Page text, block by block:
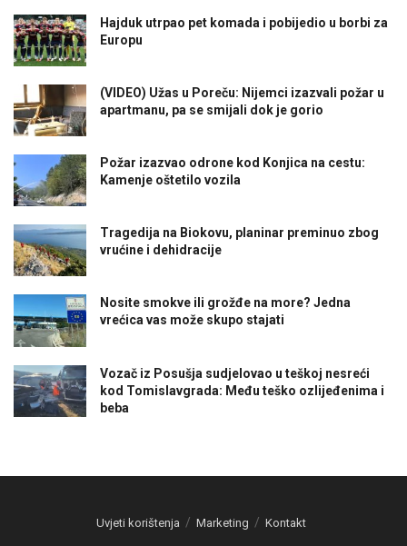
Hajduk utrpao pet komada i pobijedio u borbi za
Europu
(VIDEO) Užas u Poreču: Nijemci izazvali požar u
apartmanu, pa se smijali dok je gorio
Požar izazvao odrone kod Konjica na cestu:
Kamenje oštetilo vozila
Tragedija na Biokovu, planinar preminuo zbog
vrućine i dehidracije
Nosite smokve ili grožđe na more? Jedna
vrećica vas može skupo stajati
Vozač iz Posušja sudjelovao u teškoj nesreći
kod Tomislavgrada: Među teško ozlijeđenima i
beba
Uvjeti korištenja Marketing Kontakt